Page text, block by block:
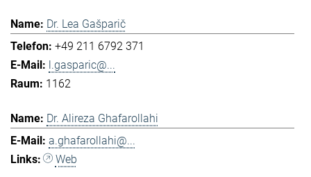
Dr. Lea Gašparič
+49 211 6792 371
l.gasparic@...
1162
Dr. Alireza Ghafarollahi
a.ghafarollahi@...
Web